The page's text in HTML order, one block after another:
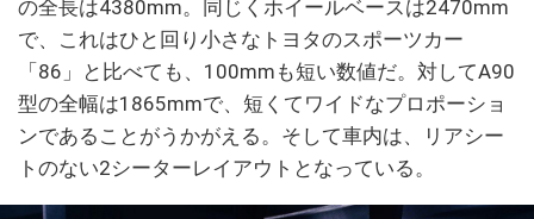
の全長は4380mm。同じくホイールベースは2470mm
で、これはひと回り小さなトヨタのスポーツカー
「86」と比べても、100mmも短い数値だ。対してA90
型の全幅は1865mmで、短くてワイドなプロポーショ
ンであることがうかがえる。そして車内は、リアシー
トのない2シーターレイアウトとなっている。